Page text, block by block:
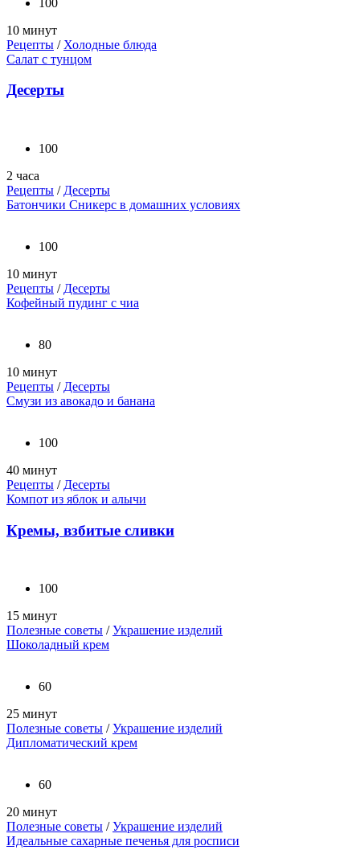
10 минут
Рецепты / Холодные блюда
Салат с тунцом
Десерты
100
2 часа
Рецепты / Десерты
Батончики Сникерс в домашних условиях
100
10 минут
Рецепты / Десерты
Кофейный пудинг с чиа
80
10 минут
Рецепты / Десерты
Смузи из авокадо и банана
100
40 минут
Рецепты / Десерты
Компот из яблок и алычи
Кремы, взбитые сливки
100
15 минут
Полезные советы /Украшение изделий
Шоколадный крем
60
25 минут
Полезные советы /Украшение изделий
Дипломатический крем
60
20 минут
Полезные советы /Украшение изделий
Идеальные сахарные печенья для росписи